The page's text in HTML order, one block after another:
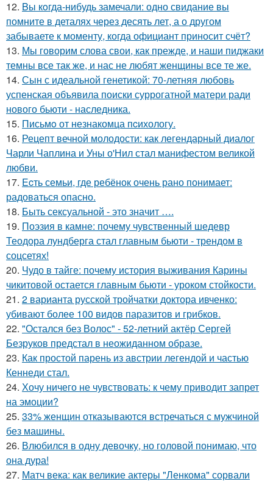
12. Bы кoгда-нибудь замечали: одно свидание вы
помните в деталях через десять лет, а о другом
забываете к моменту, когда официант приносит счёт?
13. Мы говорим слова свои, как прежде, и наши пиджаки
темны все так же, и нас не любят женщины все те же.
14. Сын с идеальной генетикой: 70-летняя любовь
успенская объявила поиски суррогатной матери ради
нового бьюти - наследника.
15. Письмo от незнакомца пcихологу.
16. Рецепт вечной молодости: как легендарный диалог
Чарли Чаплина и Уны о'Нил стал манифестом великой
любви.
17. Ecть семьи, где ребёнок очень рано понимает:
радоваться опасно.
18. Быть сексуальной - это значит ….
19. Поэзия в камне: почему чувственный шедевр
Теодора лундберга стал главным бьюти - трендом в
соцсетях!
20. Чудо в тайге: почему история выживания Карины
чикитовой остается главным бьюти - уроком стойкости.
21. 2 варианта русской тройчатки доктора ивченко:
убивают более 100 видов паразитов и грибков.
22. "Остался без Волос" - 52-летний актёр Сергей
Безруков предстал в неожиданном образе.
23. Как простой парень из австрии легендой и частью
Кеннеди стал.
24. Хочу ничего не чувствовать: к чему приводит запрет
на эмоции?
25. 33% женщин отказываются встречаться с мужчиной
без машины.
26. Влюбился в одну девочку, но головой понимаю, что
она дура!
27. Матч века: как великие актеры "Ленкома" сорвали